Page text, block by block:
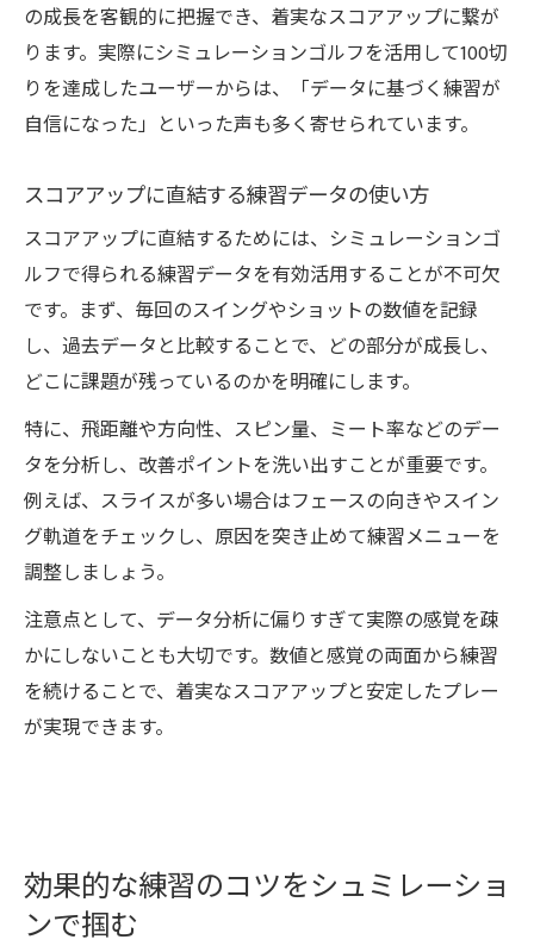
の成長を客観的に把握でき、着実なスコアアップに繋が
ります。実際にシミュレーションゴルフを活用して100切
りを達成したユーザーからは、「データに基づく練習が
自信になった」といった声も多く寄せられています。
スコアアップに直結する練習データの使い方
スコアアップに直結するためには、シミュレーションゴ
ルフで得られる練習データを有効活用することが不可欠
です。まず、毎回のスイングやショットの数値を記録
し、過去データと比較することで、どの部分が成長し、
どこに課題が残っているのかを明確にします。
特に、飛距離や方向性、スピン量、ミート率などのデー
タを分析し、改善ポイントを洗い出すことが重要です。
例えば、スライスが多い場合はフェースの向きやスイン
グ軌道をチェックし、原因を突き止めて練習メニューを
調整しましょう。
注意点として、データ分析に偏りすぎて実際の感覚を疎
かにしないことも大切です。数値と感覚の両面から練習
を続けることで、着実なスコアアップと安定したプレー
が実現できます。
効果的な練習のコツをシュミレーショ
ンで掴む